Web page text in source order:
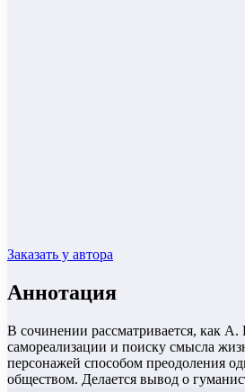
Заказать у автора
Аннотация
В сочинении рассматривается, как
самореализации и поиску смысла
персонажей способом преодоления
обществом. Делается вывод о